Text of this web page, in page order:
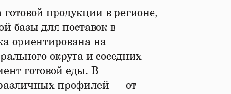
продукции в регионе,
базы для поставок в
ориентирована на
округа и соседних
готовой еды. В
профилей — от